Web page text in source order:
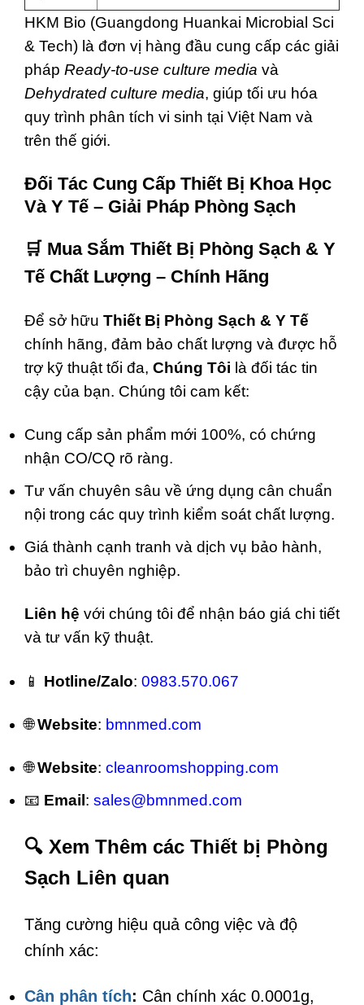
HKM Bio (Guangdong Huankai Microbial Sci
& Tech) là đơn vị hàng đầu cung cấp các giải
pháp Ready-to-use culture media và
Dehydrated culture media, giúp tối ưu hóa
quy trình phân tích vi sinh tại Việt Nam và
trên thế giới.
Đối Tác Cung Cấp Thiết Bị Khoa Học
Và Y Tế – Giải Pháp Phòng Sạch
🛒 Mua Sắm Thiết Bị Phòng Sạch & Y
Tế Chất Lượng – Chính Hãng
Để sở hữu Thiết Bị Phòng Sạch & Y Tế
chính hãng, đảm bảo chất lượng và được hỗ
trợ kỹ thuật tối đa, Chúng Tôi là đối tác tin
cậy của bạn. Chúng tôi cam kết:
Cung cấp sản phẩm mới 100%, có chứng
nhận CO/CQ rõ ràng.
Tư vấn chuyên sâu về ứng dụng cân chuẩn
nội trong các quy trình kiểm soát chất lượng.
Giá thành cạnh tranh và dịch vụ bảo hành,
bảo trì chuyên nghiệp.
Liên hệ với chúng tôi để nhận báo giá chi tiết
và tư vấn kỹ thuật.
📱 Hotline/Zalo: 0983.570.067
🌐Website: bmnmed.com
🌐Website: cleanroomshopping.com
📧 Email : sales@bmnmed.com
🔍 Xem Thêm các Thiết bị Phòng
Sạch Liên quan
Tăng cường hiệu quả công việc và độ
chính xác:
Cân phân tích: Cân chính xác 0.0001g,